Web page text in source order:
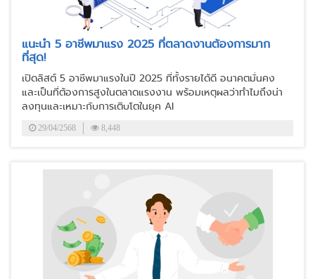
แนะนำ 5 อาชีพมาแรง 2025 ที่ตลาดงานต้องการมาก
ที่สุด!
เปิดลิสต์ 5 อาชีพมาแรงในปี 2025 ที่ทั้งรายได้ดี อนาคตมั่นคง
และเป็นที่ต้องการสูงในตลาดแรงงาน พร้อมเหตุผลว่าทำไมถึงน่า
ลงทุนและเหมาะกับการเติบโตในยุค AI
29/04/2568 8,448